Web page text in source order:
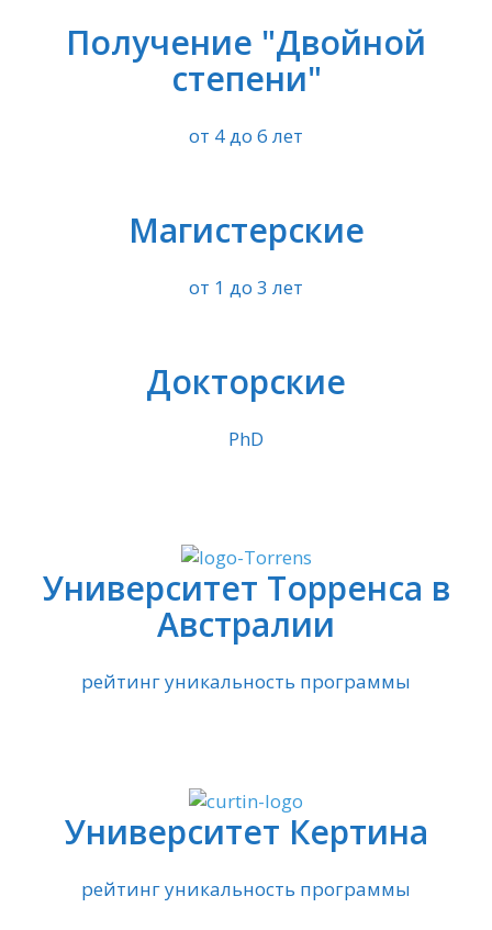
Получение "Двойной
степени"
от 4 до 6 лет
Магистерские
от 1 до 3 лет
Докторские
PhD
Университет Торренса в
Австралии
рейтинг уникальность программы
Университет Кертина
рейтинг уникальность программы